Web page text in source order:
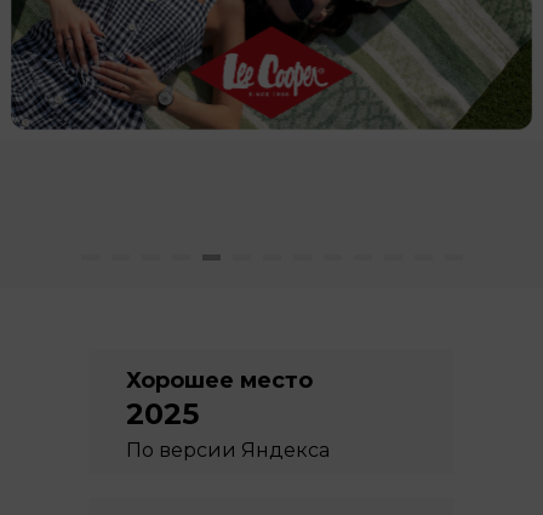
Хорошее место
2025
По версии Яндекса